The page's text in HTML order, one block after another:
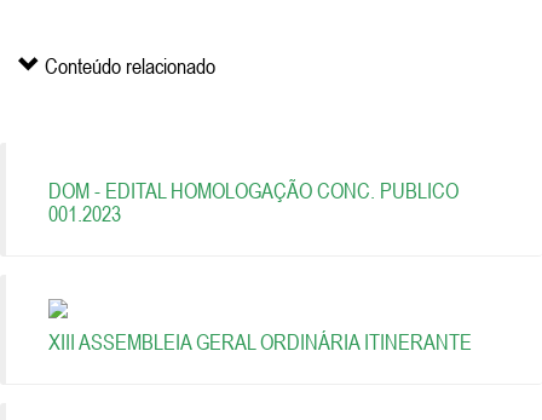
Conteúdo relacionado
DOM - EDITAL HOMOLOGAÇÃO CONC. PUBLICO
001.2023
XIII ASSEMBLEIA GERAL ORDINÁRIA ITINERANTE